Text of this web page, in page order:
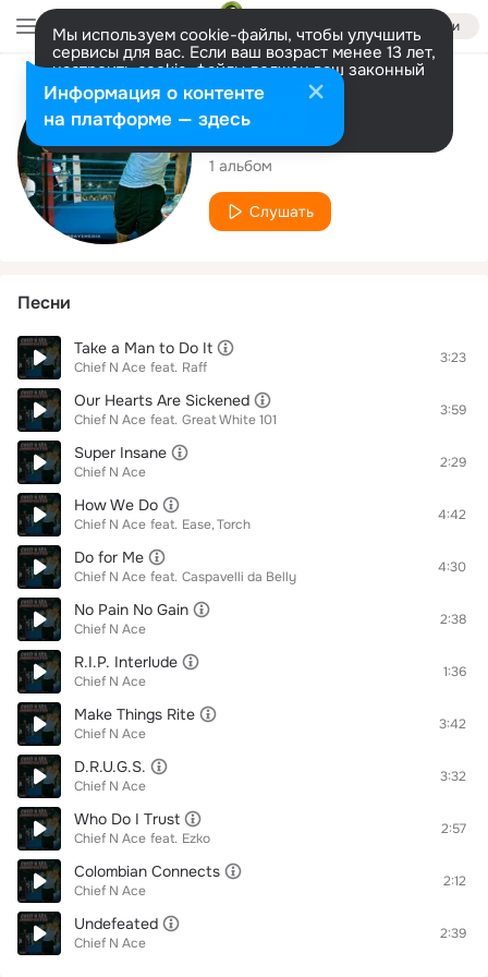
Войти
Мы используем cookie-файлы, чтобы улучшить
сервисы для вас. Если ваш возраст менее 13 лет,
настроить cookie-файлы должен ваш законный
представитель. Больше информации
Разрешить все Настроить
Исполнитель
Chief N Ace
1 альбом
Слушать
Песни
Take a Man to Do It
Chief N Ace feat. Raff
3:23
Our Hearts Are Sickened
Chief N Ace feat. Great White 101
3:59
Super Insane
Chief N Ace
2:29
How We Do
Chief N Ace feat. Ease Torch
4:42
Do for Me
Chief N Ace feat. Caspavelli da Belly
4:30
No Pain No Gain
Chief N Ace
2:38
R.I.P. Interlude
Chief N Ace
1:36
Make Things Rite
Chief N Ace
3:42
D.R.U.G.S.
Chief N Ace
3:32
Who Do I Trust
Chief N Ace feat. Ezko
2:57
Colombian Connects
Chief N Ace
2:12
Undefeated
Chief N Ace
2:39
Информация о контенте
на платформе — здесь